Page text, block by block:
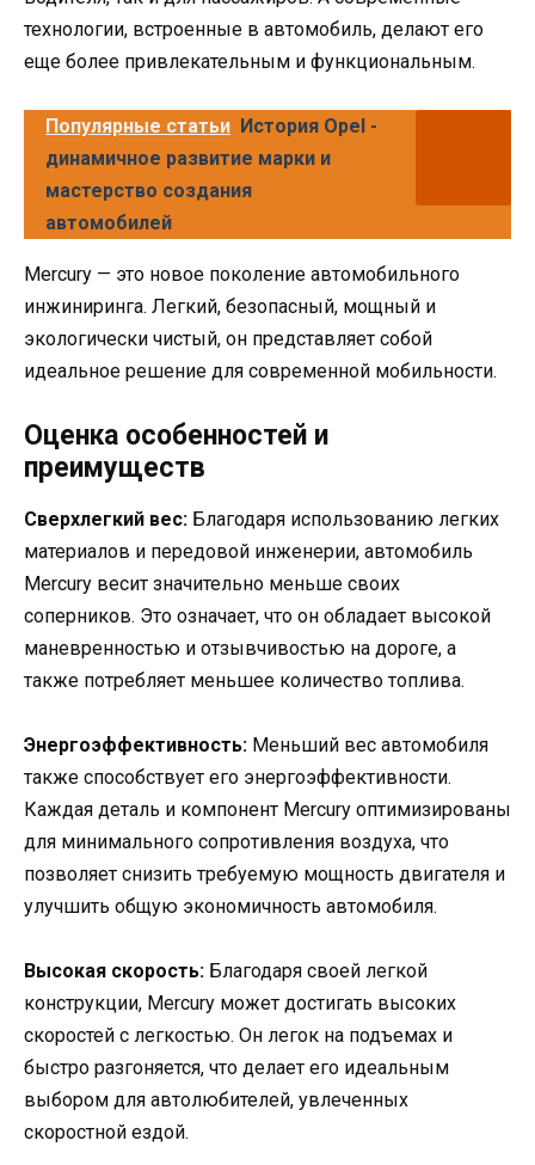
технологии, встроенные в автомобиль, делают его
еще более привлекательным и функциональным.
Популярные статьи История Opel -
динамичное развитие марки и
мастерство создания
автомобилей
Mercury — это новое поколение автомобильного
инжиниринга. Легкий, безопасный, мощный и
экологически чистый, он представляет собой
идеальное решение для современной мобильности.
Оценка особенностей и
преимуществ
Сверхлегкий вес: Благодаря использованию легких
материалов и передовой инженерии, автомобиль
Mercury весит значительно меньше своих
соперников. Это означает, что он обладает высокой
маневренностью и отзывчивостью на дороге, а
также потребляет меньшее количество топлива.
Энергоэффективность: Меньший вес автомобиля
также способствует его энергоэффективности.
Каждая деталь и компонент Mercury оптимизированы
для минимального сопротивления воздуха, что
позволяет снизить требуемую мощность двигателя и
улучшить общую экономичность автомобиля.
Высокая скорость: Благодаря своей легкой
конструкции, Mercury может достигать высоких
скоростей с легкостью. Он легок на подъемах и
быстро разгоняется, что делает его идеальным
выбором для автолюбителей, увлеченных
скоростной ездой.